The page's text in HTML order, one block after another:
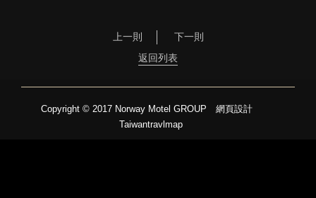
上一則
下一則
返回列表
Copyright © 2017 Norway Motel GROUP 網頁設計
Taiwantravlmap